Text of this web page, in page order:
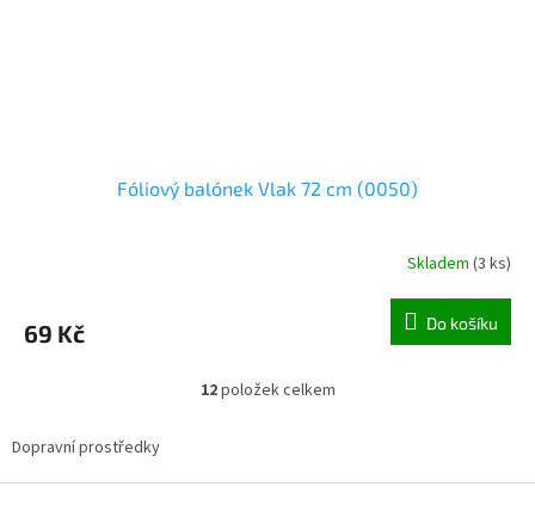
Fóliový balónek Vlak 72 cm (0050)
Skladem (3 ks)
69 Kč Do košíku
O
d
12položek celkem
Dopravní prostředky